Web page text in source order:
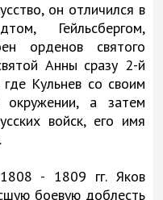
он отличился в
Гейльсбергом,
орденов святого
Анны сразу 2-й
Кульнев со своим
а затем
войск, его имя
- 1809 гг. Яков
боевую доблесть